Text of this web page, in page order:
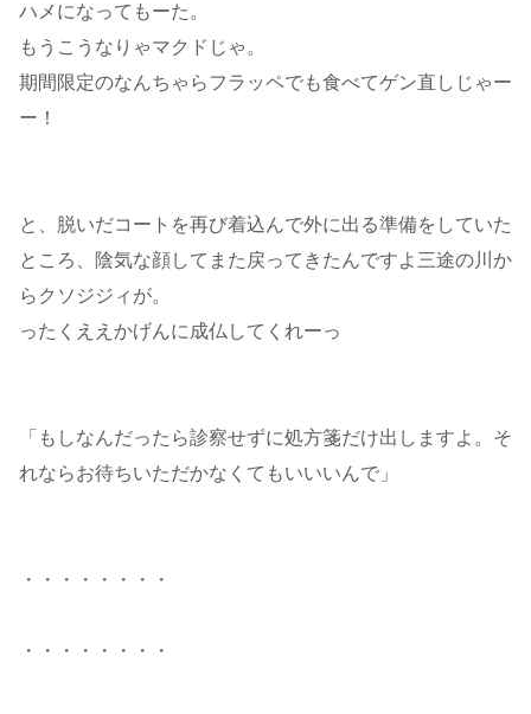
ハメになってもーた。
もうこうなりゃマクドじゃ。
期間限定のなんちゃらフラッペでも食べてゲン直しじゃー
ー！
と、脱いだコートを再び着込んで外に出る準備をしていた
ところ、陰気な顔してまた戻ってきたんですよ三途の川か
らクソジジィが。
ったくええかげんに成仏してくれーっ
「もしなんだったら診察せずに処方箋だけ出しますよ。そ
れならお待ちいただかなくてもいいいんで」
・・・・・・・・
・・・・・・・・